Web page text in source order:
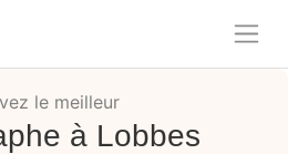
le meilleur
à Lobbes